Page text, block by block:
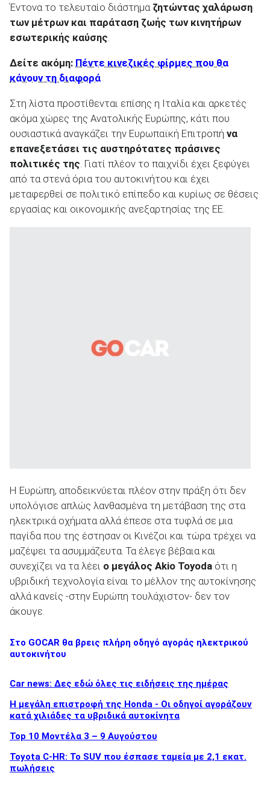
Έντονα το τελευταίο διάστημα ζητώντας χαλάρωση
των μέτρων και παράταση ζωής των κινητήρων
εσωτερικής καύσης.
Δείτε ακόμη: Πέντε κινεζικές φίρμες που θα
κάνουν τη διαφορά
Στη λίστα προστίθενται επίσης η Ιταλία και αρκετές
ακόμα χώρες της Ανατολικής Ευρώπης, κάτι που
ουσιαστικά αναγκάζει την Ευρωπαϊκή Επιτροπή να
επανεξετάσει τις αυστηρότατες πράσινες
πολιτικές της. Γιατί πλέον το παιχνίδι έχει ξεφύγει
από τα στενά όρια του αυτοκινήτου και έχει
μεταφερθεί σε πολιτικό επίπεδο και κυρίως σε θέσεις
εργασίας και οικονομικής ανεξαρτησίας της ΕΕ.
Η Ευρώπη, αποδεικνύεται πλέον στην πράξη ότι δεν
υπολόγισε απλώς λανθασμένα τη μετάβαση της στα
ηλεκτρικά οχήματα αλλά έπεσε στα τυφλά σε μια
παγίδα που της έστησαν οι Κινέζοι και τώρα τρέχει να
μαζέψει τα ασυμμάζευτα. Τα έλεγε βέβαια και
συνεχίζει να τα λέει ο μεγάλος Akio Toyoda ότι η
υβριδική τεχνολογία είναι το μέλλον της αυτοκίνησης
αλλά κανείς -στην Ευρώπη τουλάχιστον- δεν τον
άκουγε.
Στο GOCAR θα βρεις πλήρη οδηγό αγοράς ηλεκτρικού
αυτοκινήτου
Car news: Δες εδώ όλες τις ειδήσεις της ημέρας
Η μεγάλη επιστροφή της Honda - Οι οδηγοί αγοράζουν
κατά χιλιάδες τα υβριδικά αυτοκίνητα
Top 10 Μοντέλα 3 – 9 Αυγούστου
Toyota C-HR: Το SUV που έσπασε ταμεία με 2,1 εκατ.
πωλήσεις